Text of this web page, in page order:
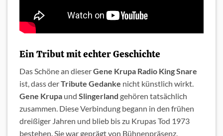
Ein Tribut mit echter Geschichte
Das Schöne an dieserGene Krupa Radio King Snare
ist, dass derTribute Gedanke nicht künstlich wirkt.
Gene Krupa und Slingerland gehören tatsächlich
zusammen. Diese Verbindung begann in den frühen
dreißiger Jahren und blieb bis zu Krupas Tod 1973
bestehen. Sie war geprägt von Bühnenpräsenz,